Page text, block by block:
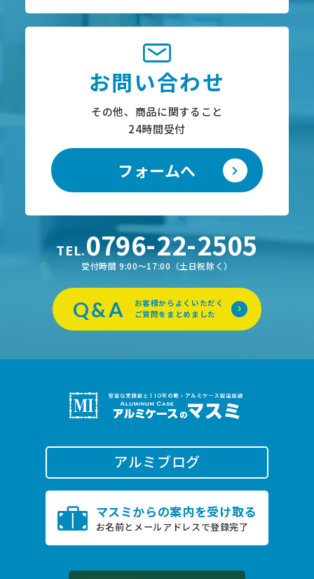
TEL. 0796-22-2505
受付時間 9:00〜17:00（土日祝除く）
24時間受付
こちら
お問い合わせ
その他、商品に関すること
24時間受付
フォームへ
TEL.0796-22-2505
受付時間 9:00〜17:00（土日祝除く）
Q&A
お客様からよくいただく
ご質問をまとめました
アルミブログ
マスミからの案内を受け取る
お名前とメールアドレスで登録完了